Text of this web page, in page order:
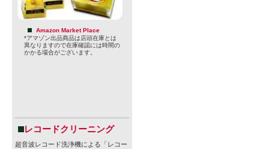
Amazon Market Place
*アマゾン出品商品は店頭在庫とは
異なりますので在庫確認には時間の
かかる場合がございます。
レコードクリーニング
超音波レコード洗浄機による「レコー